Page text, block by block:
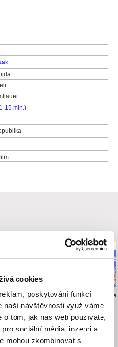
cookies
poskytování funkcí
naší návštěvnosti využíváme
o tom, jak náš web používáte,
sociální média, inzerci a
mohou zkombinovat s
15 min.)
Falileieva
in Irpin
Mathilde Bédouet
Léto 96